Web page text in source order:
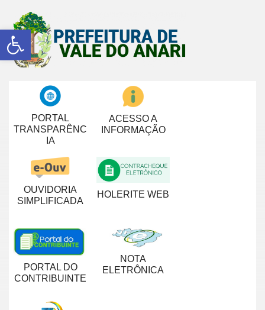
Abrir a barra de ferramentas
PORTAL
TRANSPARÊNC
IA
ACESSO A
INFORMAÇÃO
OUVIDORIA
SIMPLIFICADA
HOLERITE WEB
PORTAL DO
CONTRIBUINTE
NOTA
ELETRÔNICA